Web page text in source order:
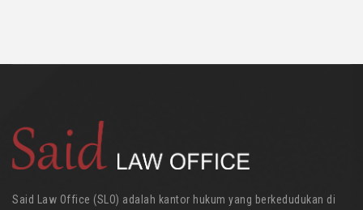
Said Law Office (SLO) adalah kantor hukum yang berkedudukan di